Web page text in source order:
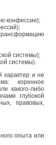
конфессии);
системы);
системы).
характер и не
коренное
какого-либо
глубокой
правовых,
опыта или